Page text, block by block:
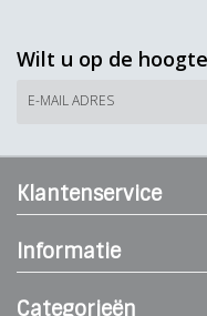
Wilt u op de
E-MAIL ADRES
Klantenservice
Informatie
Categorieën